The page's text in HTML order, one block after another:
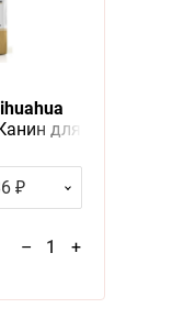
для
₽
– 1 +